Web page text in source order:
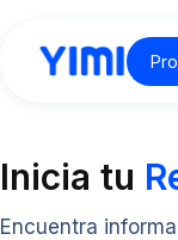
Inicia tu
Encuentra